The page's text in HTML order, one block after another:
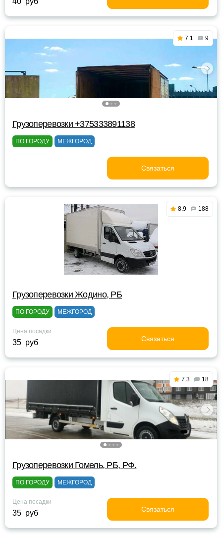
7.1 9
Грузоперевозки +375333891138
ПО ГОРОДУ МЕЖГОРОД
Связаться
8.9 188
Грузоперевозки Жодино, РБ
ПО ГОРОДУ МЕЖГОРОД
Цена посадки
35 руб Связаться
7.3 18
Грузоперевозки Гомель, РБ, РФ.
ПО ГОРОДУ МЕЖГОРОД
Цена посадки
35 руб Связаться